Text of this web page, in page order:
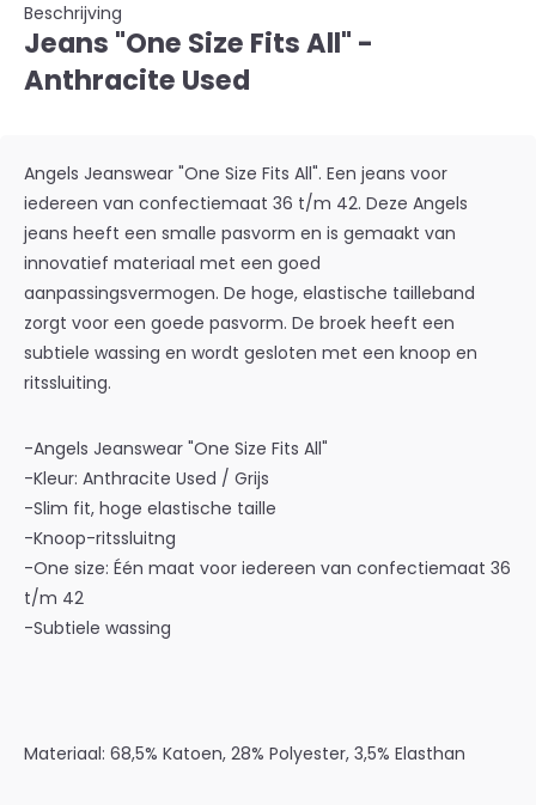
Beschrijving
Jeans "One Size Fits All" -
Anthracite Used
Angels Jeanswear "One Size Fits All". Een jeans voor
iedereen van confectiemaat 36 t/m 42. Deze Angels
jeans heeft een smalle pasvorm en is gemaakt van
innovatief materiaal met een goed
aanpassingsvermogen. De hoge, elastische tailleband
zorgt voor een goede pasvorm. De broek heeft een
subtiele wassing en wordt gesloten met een knoop en
ritssluiting.
-Angels Jeanswear "One Size Fits All"
-Kleur: Anthracite Used / Grijs
-Slim fit, hoge elastische taille
-Knoop-ritssluitng
-One size: Één maat voor iedereen van confectiemaat 36
t/m 42
-Subtiele wassing
Materiaal: 68,5% Katoen, 28% Polyester, 3,5% Elasthan